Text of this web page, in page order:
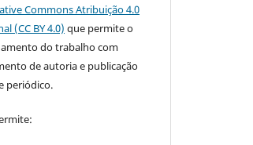
Commons Atribuição 4.0
(CC BY 4.0) que permite o
do trabalho com
de autoria e publicação
periódico.